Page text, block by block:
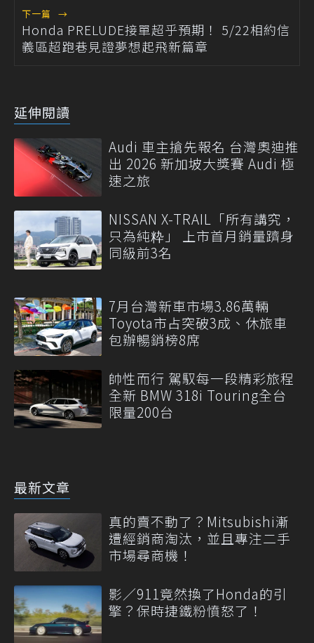
下一篇 →
Honda PRELUDE接單超乎預期！ 5/22相約信
義區超跑巷見證夢想起飛新篇章
延伸閱讀
Audi 車主搶先報名 台灣奧迪推
出 2026 新加坡大獎賽 Audi 極
速之旅
NISSAN X-TRAIL「所有講究，
只為純粋」 上市首月銷量躋身
同級前3名
7月台灣新車市場3.86萬輛
Toyota市占突破3成、休旅車
包辦暢銷榜8席
帥性而行 駕馭每一段精彩旅程
全新 BMW 318i Touring全台
限量200台
最新文章
真的賣不動了？Mitsubishi漸
遭經銷商淘汰，並且專注二手
市場尋商機！
影／911竟然換了Honda的引
擎？保時捷鐵粉憤怒了！